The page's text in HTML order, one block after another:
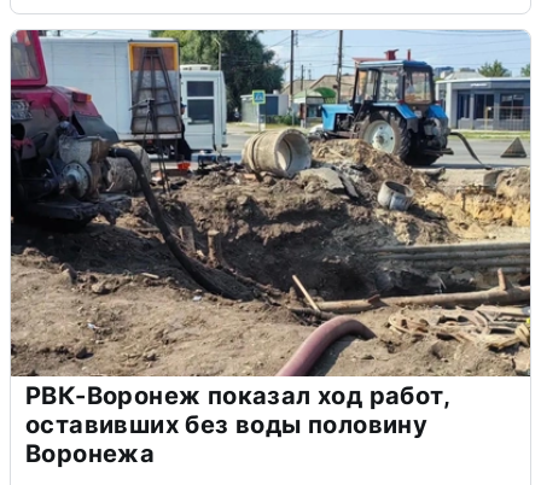
РВК-Воронеж показал ход работ,
оставивших без воды половину
Воронежа